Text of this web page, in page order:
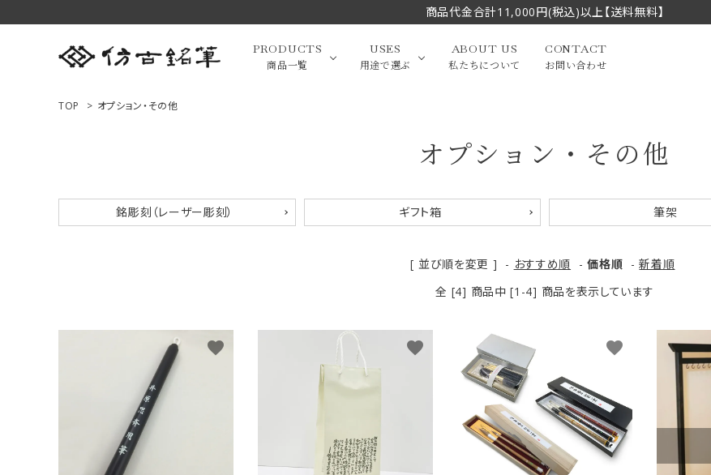
商品代金合計11,000円(税込)以上【送料無料】
PRODUCTS
商品一覧
大中筆（半切・条幅以
小筆
高級化粧筆 化粧筆
洗浄剤 オプション・その他
USES
用途で選ぶ
写経・御朱印 画筆・絵てがみ
フェイスブラシ チークブラシ
贈り物（限定セット）
ABOUT US
私たちについて
CONTACT
お問い合わせ
プライバシーポリシー
TOP > オプション・その他
オプション・その他
銘彫刻（レーザー彫刻） ギフト箱 筆架
[ 並び順を変更 ] - おすすめ順 -価格順 -新着順
全 [4] 商品中 [1-4] 商品を表示しています
favorite favorite favorite